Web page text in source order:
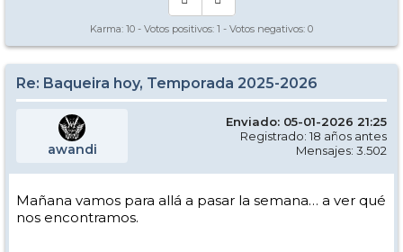
Karma: 10 - Votos positivos: 1 - Votos negativos: 0
Re: Baqueira hoy, Temporada 2025-2026
awandi
Enviado: 05-01-2026 21:25
Registrado: 18 años antes
Mensajes: 3.502
Mañana vamos para allá a pasar la semana… a ver qué
nos encontramos.